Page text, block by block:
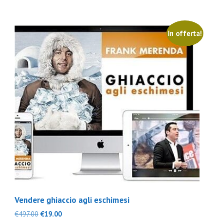
In offerta!
Vendere ghiaccio agli eschimesi
€497.00 Il
€19.00Il